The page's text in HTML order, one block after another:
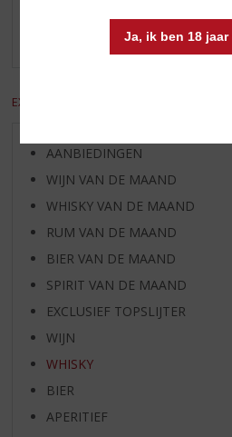
Ja, ik ben 18
Er zijn nog geen reviews
EXCL. BTW
AANBIEDINGEN
WIJN VAN DE MAAND
WHISKY VAN DE MAAND
RUM VAN DE MAAND
BIER VAN DE MAAND
SPIRIT VAN DE MAAND
EXCLUSIEF TOPSLIJTER
WIJN
WHISKY
BIER
APERITIEF